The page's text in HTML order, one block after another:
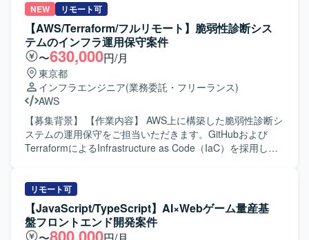
ックリードやエンジニアリングマネージャーへのキャリア
パスも視野に入れて経験を積んでいただけます。 【開発環
境】 言語はGoを中心に、インフラにはGoogle
Cloud（Cloud Run、Cloud Spanner、Pub/Subなど）を利
用しています。通信にはgRPCとProtocol Buffersを用い、
CI/CDにはGitHub ActionsとCloud Buildを採用しています。
構成管理はTerraform、モニタリングはCloud Monitoring、
Cloud Logging、Cloud Trace、分析基盤にはBigQueryと
Looker Studioを活用しています。AI/LLMツールとして
Claude、Codex、Cursor、Gemini、GitHub Copilotなどを
利用し、GitHub、Slack、Notion、Figmaなどのツールと組
模トラフィックを前提とした信頼性確保、AIが大きく関与
する開発組織におけるQAプロセスの最適化といった技術課
題にも対応していただきます。 【求める人物像】 プロダク
トのミッションやビジョンに共感し、同じ志を持って挑戦
していただける方を求めています。日常に楽しさをもたら
し、新しい生活圏のカタチをつくることに関心がある方を
歓迎いたします。変化を前向きに受け入れ、自ら追い風を
起こし、成果で周囲とつながりながら、好きなことを大切
にできる方を想定しています。EC体験の可能性を感じ、
0→1、1→10、10→100、1000といった成長フェーズの変
化を楽しみながら取り組める方にマッチする環境です。巨
魅力】 EC・ゲーム・ソーシャルが組み合わさったユニーク
なプロダクトに対して、AIを積極的に活用しながらQAプロ
セスの高度化に取り組むことができます。要件定義からリ
リースまでの全工程に関わることで、品質戦略の立案から
大学、電力会社、メーカーとスピード感をもち連携しなが
ら、研究開発の加速、顧客体験の革新、未来を拓くAI技術
に関する業務領域に対応していただきます。 具体的には、
最新の科学論文と生成AI技術を駆使したPoC開発、AIアプリ
ケーションの設計・実装・テスト、LLMの技術探求、AIチ
ャットボットの開発、プロンプトエンジニアリングの実践
などを行っていただきます。 当社およびグループ会社が展
開するクラウドソリューションの企画段階から参画いただ
き、PoCを経てローンチまでを担当していただきます。
【求める人物像】 新しい状況を学び、それに適応できる有
能な人材を求めています。常に影響型リーダーシップを発
果をあげるために必要なスキルを備え、礼儀正しく謙虚で
ある方を求めています。 【ポジションの魅力】 太陽光発電
所ソリューションや蓄電所ソリューションに関するクラウ
ドソリューションの企画からPoC、ローンチまで一連のプ
NEW リモート可
【AWS/Terraform/フルリモート】脆弱性診断シス
テムのインフラ運用保守案件
〜630,000円/月
東京都
インフラエンジニア(業務委託・フリーランス)
AWS
【募集背景】 【作業内容】 AWS上に構築した脆弱性診断シ
ステムの運用保守をご担当いただきます。GitHubおよび
TerraformによるInfrastructure as Code（IaC）を採用し、
発見し、改善提案・実行ができる方を求めています。 【ポ
ジションの魅力】 Infrastructure as Code（IaC）を活用し
たAWSインフラの運用保守に携わることができます。 【開
発環境】 AWS、Terraform、GitHub、Linux、Dockerを使用
リモート可
【JavaScript/TypeScript】AI×Webゲーム量産基
盤フロントエンド開発案件